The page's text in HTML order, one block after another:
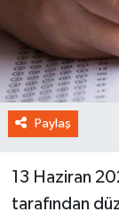
Paylaş
13 Haziran
tarafından